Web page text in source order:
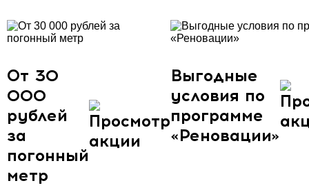
От 30
000
рублей
за
погонный
метр
Выгодные
условия по
программе
«Реновации»